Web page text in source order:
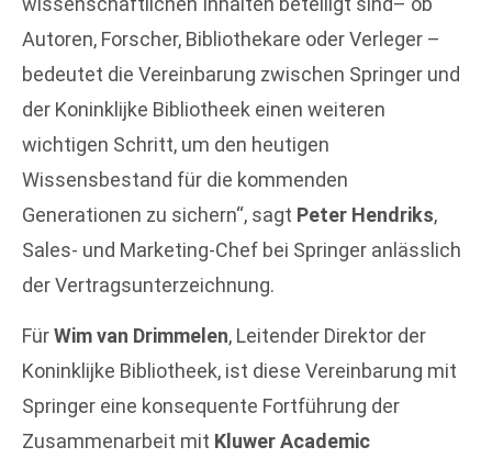
Autoren, Forscher, Bibliothekare oder Verleger –
bedeutet die Vereinbarung zwischen Springer und
der Koninklijke Bibliotheek einen weiteren
wichtigen Schritt, um den heutigen
Wissensbestand für die kommenden
Generationen zu sichern“, sagt Peter Hendriks,
Sales- und Marketing-Chef bei Springer anlässlich
der Vertragsunterzeichnung.
FürWim van Drimmelen, Leitender Direktor der
Koninklijke Bibliotheek, ist diese Vereinbarung mit
Springer eine konsequente Fortführung der
Zusammenarbeit mit Kluwer Academic